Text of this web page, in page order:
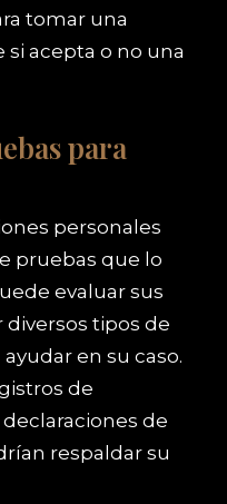
tomar una
acepta o no una
para
personales
pruebas que lo
evaluar sus
tipos de
en su caso.
de
de
respaldar su